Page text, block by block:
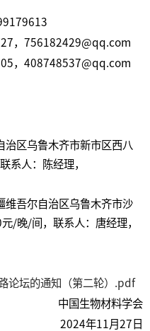
，756182429@qq.com
，408748537@qq.com
治区乌鲁木齐市新市区西八
系人：陈经理，
维吾尔自治区乌鲁木齐市沙
/晚/间，联系人：唐经理，
论坛的通知（第二轮）.pdf
中国生物材料学会
2024年11月27日